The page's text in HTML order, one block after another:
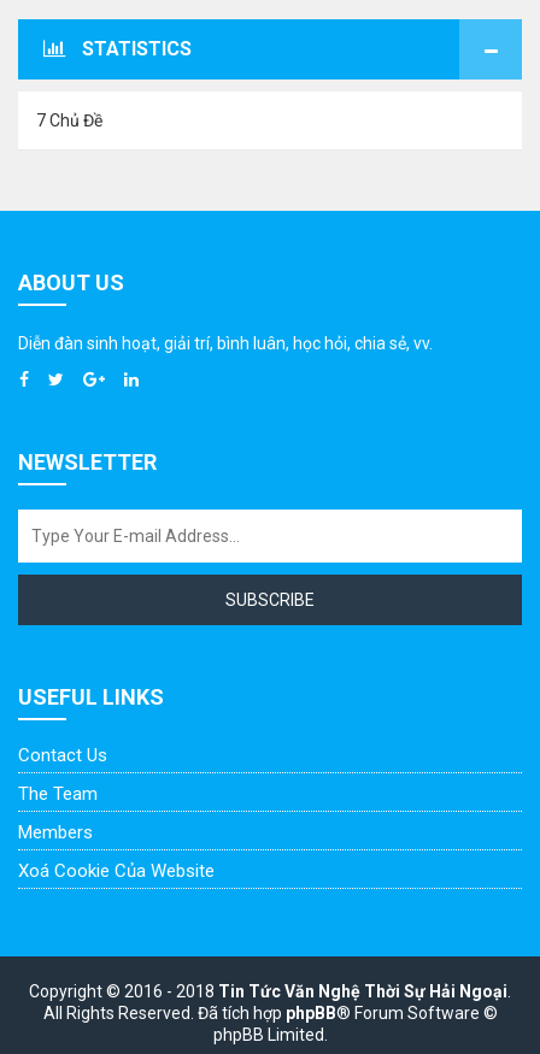
STATISTICS
7 Chủ Đề
ABOUT US
Diễn đàn sinh hoạt, giải trí, bình luân, học hỏi, chia sẻ, vv.
NEWSLETTER
SUBSCRIBE
USEFUL LINKS
Contact Us
The Team
Members
Xoá Cookie Của Website
Copyright © 2016 - 2018 Tin Tức Văn Nghệ Thời Sự Hải Ngoại
All Rights Reserved. Đã tích hợp phpBB® Forum Software ©
phpBB Limited.